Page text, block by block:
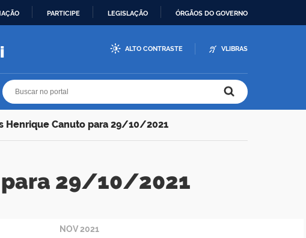
PARTICIPE LEGISLAÇÃO ÓRGÃOS DO GOVERNO
ALTO CONTRASTE VLIBRAS
Henrique Canuto para 29/10/2021
para 29/10/2021
NOV 2021